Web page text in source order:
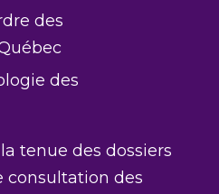
des
des
tenue des dossiers
consultation des